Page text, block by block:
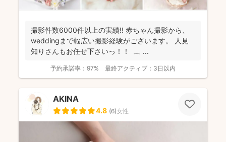
撮影件数6000件以上の実績!! 赤ちゃん撮影から、
weddingまで幅広い撮影経験がございます。 人見
知りさんもお任せ下さいっ！！ ⁡ ﹏ ⁡...
予約承諾率： 97% 最終アクティブ： 3日以内
AKINA
4.8 (6)女性